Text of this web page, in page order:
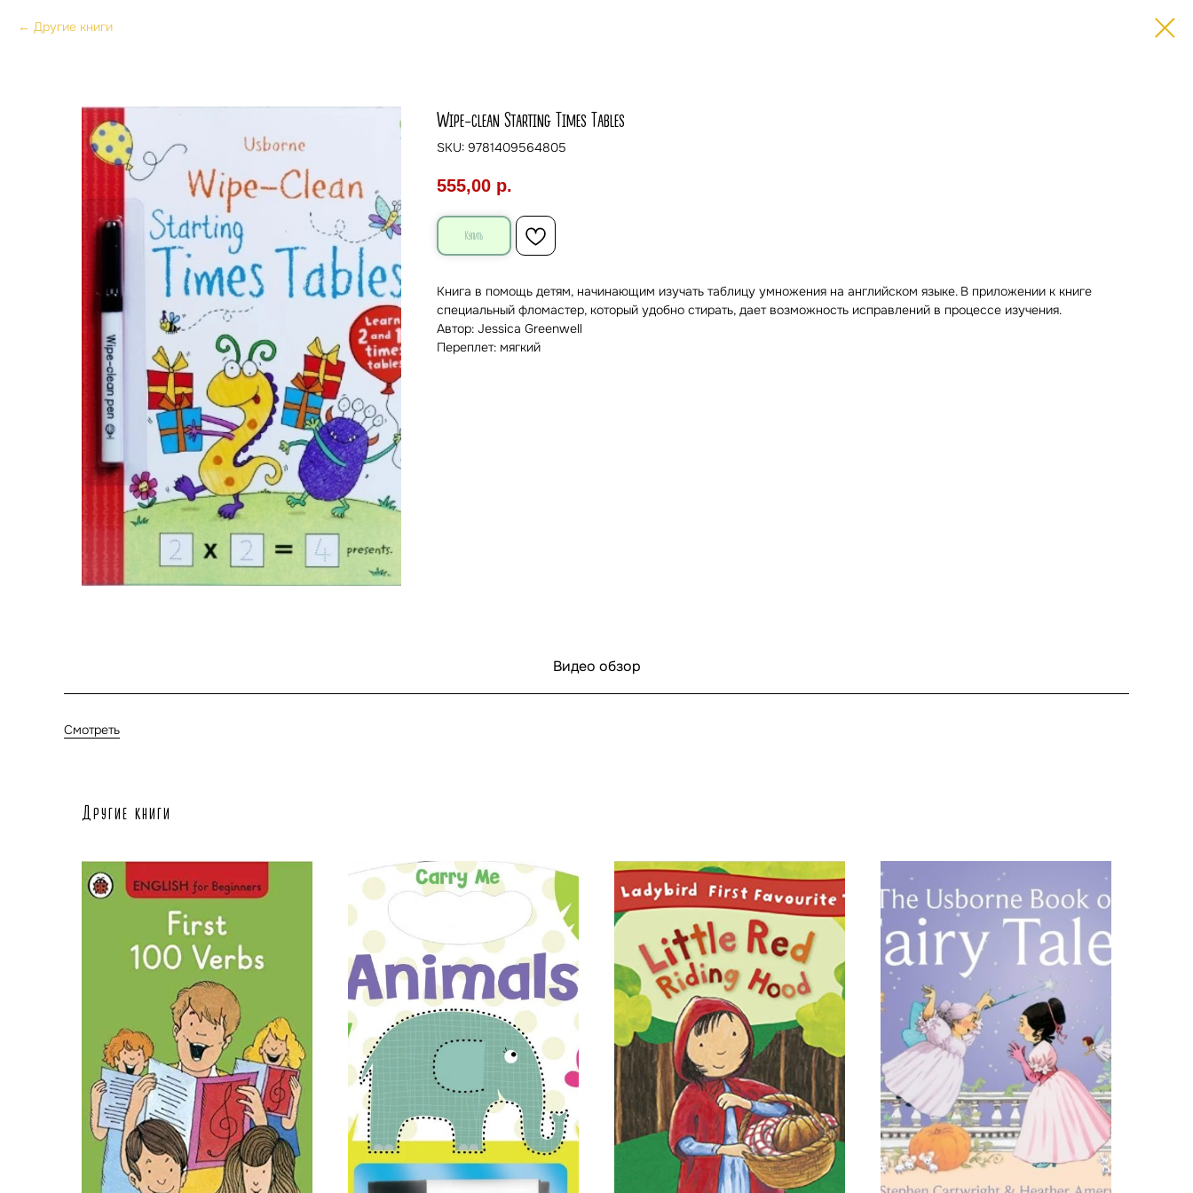
Другие книги
Wipe-clean Starting Times Tables
SKU: 9781409564805
555,00 р.
Купить
Книга в помощь детям, начинающим изучать таблицу умножения на английском языке. В приложении к книге
специальный фломастер, который удобно стирать, дает возможность исправлений в процессе изучения.
Автор: Jessica Greenwell
Переплет: мягкий
Видео обзор
Смотреть
Другие книги